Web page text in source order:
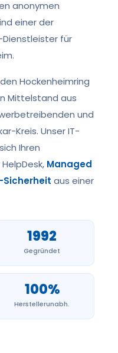
anonymen
einer der
für
Hockenheimring
Mittelstand aus
und
Kreis. Unser IT-
Ihren
Managed
Sicherheit aus einer
1992
Gegründet
100%
Herstellerunabh.